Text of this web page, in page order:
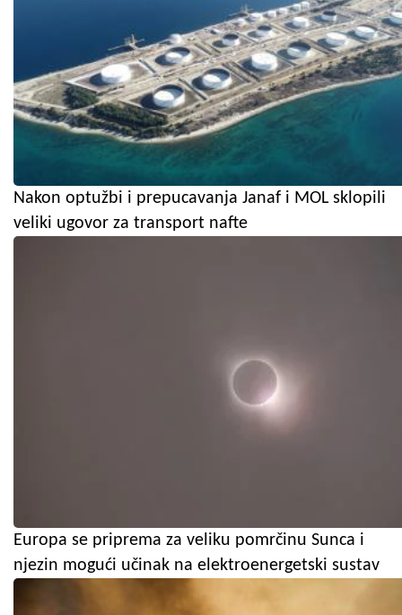
Nakon optužbi i prepucavanja Janaf i MOL sklopili
veliki ugovor za transport nafte
Europa se priprema za veliku pomrčinu Sunca i
njezin mogući učinak na elektroenergetski sustav